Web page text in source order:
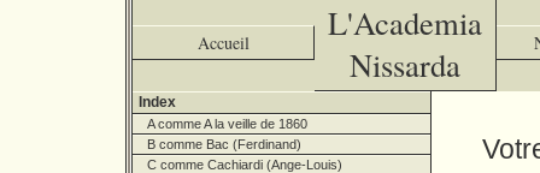
Accueil
L'Academia
Nissarda
Index
A comme A la veille de 1860
B comme Bac (Ferdinand)
C comme Cachiardi (Ange-Louis)